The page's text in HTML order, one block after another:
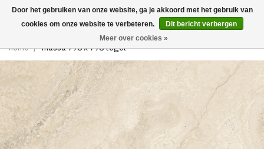
0
home / massa 798 x 798 tegel
Door het gebruiken van onze website, ga je akkoord met het gebruik van
cookies om onze website te verbeteren.
Dit bericht verbergen
Meer over cookies »